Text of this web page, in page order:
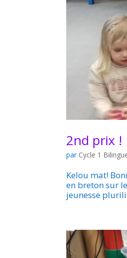
2nd prix !
par Cycle 1
Kelou mat!
en breton sur
jeunesse